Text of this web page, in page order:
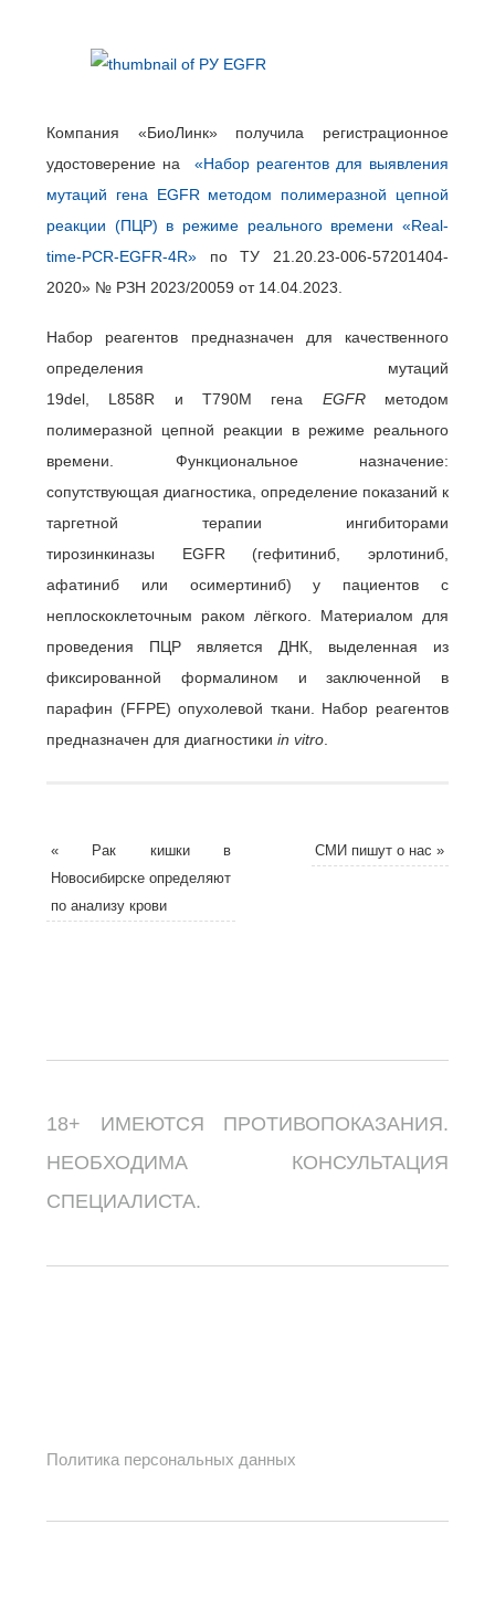
Компания «БиоЛинк» получила регистрационное
удостоверение на «Набор реагентов для выявления
мутаций гена EGFR методом полимеразной цепной
реакции (ПЦР) в режиме реального времени «Real-
time-PCR-EGFR-4R» по ТУ 21.20.23-006-57201404-
2020» № РЗН 2023/20059 от 14.04.2023.
Набор реагентов предназначен для качественного
определения мутаций
19del L858R иT790M гена EGFRметодом
полимеразной цепной реакции в режиме реального
времени. Функциональное назначение:
сопутствующая диагностика, определение показаний к
таргетной терапии ингибиторами
тирозинкиназы EGFR
(гефитиниб, эрлотиниб,
афатиниб или осимертиниб) у пациентов с
неплоскоклеточным раком лёгкого. Материалом для
проведения ПЦР является ДНК, выделенная из
фиксированной формалином и заключенной в
парафин (FFPE) опухолевой ткани. Набор реагентов
предназначен для диагностики in vitro
«Рак кишки в
Новосибирске определяют
по анализу крови
СМИ пишут о нас»
18+ ИМЕЮТСЯ ПРОТИВОПОКАЗАНИЯ.
НЕОБХОДИМА КОНСУЛЬТАЦИЯ
СПЕЦИАЛИСТА.
Политика персональных данных